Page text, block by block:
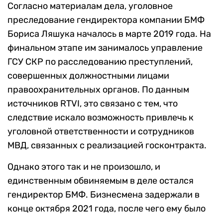
Согласно материалам дела, уголовное
преследование гендиректора компании БМФ
Бориса Ляшука началось в марте 2019 года. На
финальном этапе им занималось управление
ГСУ СКР по расследованию преступлений,
совершенных должностными лицами
правоохранительных органов. По данным
источников RTVI, это связано с тем, что
следствие искало возможность привлечь к
уголовной ответственности и сотрудников
МВД, связанных с реализацией госконтракта.
Однако этого так и не произошло, и
единственным обвиняемым в деле остался
гендиректор БМФ. Бизнесмена задержали в
конце октября 2021 года, после чего ему было